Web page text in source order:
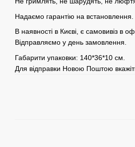
Надаємо гарантію на встановлення.
В наявності в Києві, є самовивіз в
Відправляємо у день замовлення.
Габарити упаковки: 140*36*10 см.
Для відправки Новою Поштою